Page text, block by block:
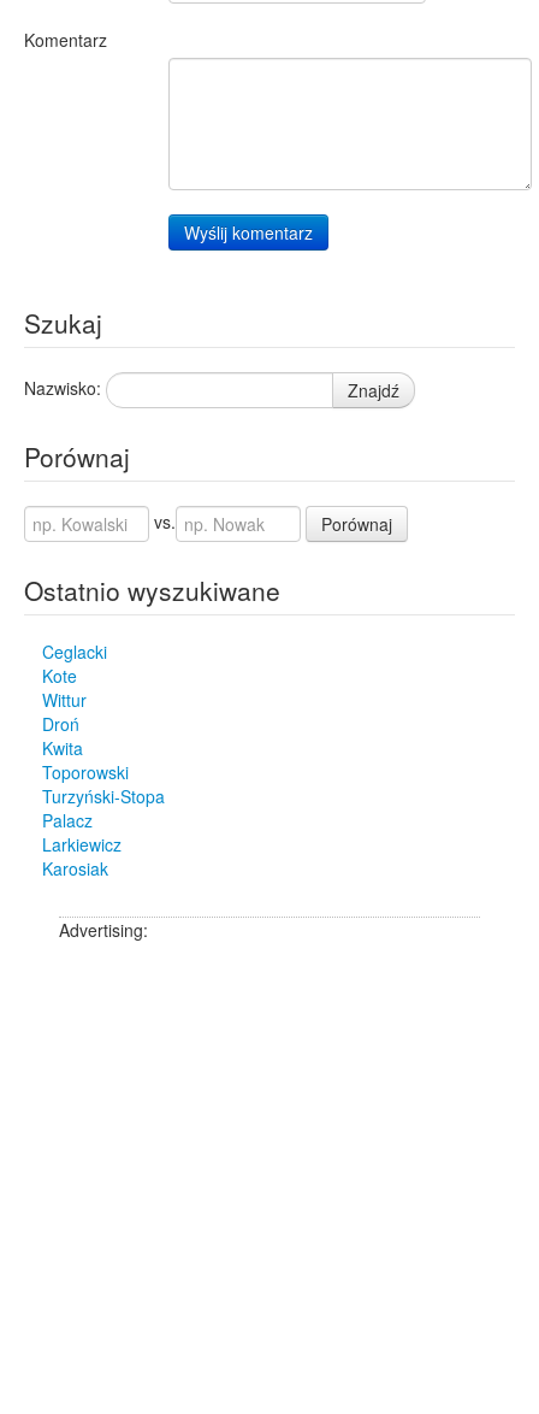
Komentarz
Wyślij komentarz
Szukaj
Nazwisko: Znajdź
Porównaj
vs. Porównaj
Ostatnio wyszukiwane
Ceglacki
Kote
Wittur
Droń
Kwita
Toporowski
Turzyński-Stopa
Palacz
Larkiewicz
Karosiak
Advertising: